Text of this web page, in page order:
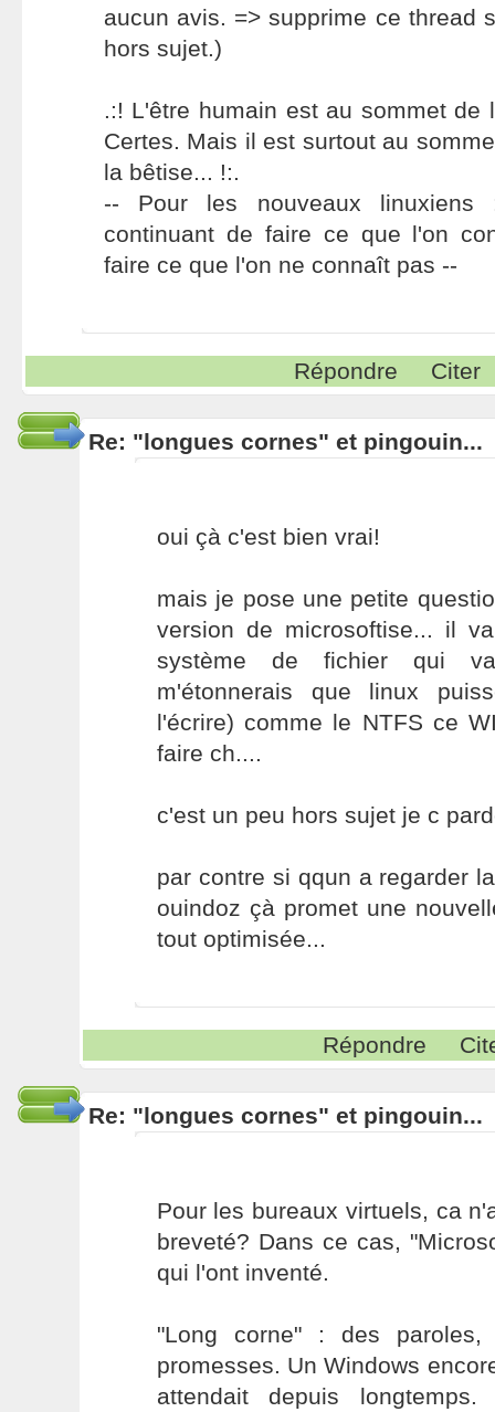
aucun avis. => supprime ce thread
hors sujet.)
.:! L'être humain est au sommet de
Certes. Mais il est surtout au
la bêtise... !:.
-- Pour les nouveaux
continuant de faire ce que l'on
faire ce que l'on ne connaît pas --
Répondre Citer
Re: "longues cornes" et pingouin...
oui çà c'est bien vrai!
mais je pose une petite
version de microsoftise... il
système de fichier qui
m'étonnerais que linux
l'écrire) comme le NTFS ce
faire ch....
c'est un peu hors sujet je c
par contre si qqun a regarder
ouindoz çà promet une
tout optimisée...
Répondre
Re: "longues cornes" et pingouin...
Pour les bureaux virtuels, ca
breveté? Dans ce cas,
qui l'ont inventé.
"Long corne" : des
promesses. Un Windows
attendait depuis